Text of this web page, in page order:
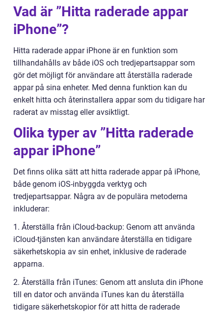
Vad är ”Hitta raderade appar
iPhone”?
Hitta raderade appar iPhone är en funktion som
tillhandahålls av både iOS och tredjepartsappar som
gör det möjligt för användare att återställa raderade
appar på sina enheter. Med denna funktion kan du
enkelt hitta och återinstallera appar som du tidigare har
raderat av misstag eller avsiktligt.
Olika typer av ”Hitta raderade
appar iPhone”
Det finns olika sätt att hitta raderade appar på iPhone,
både genom iOS-inbyggda verktyg och
tredjepartsappar. Några av de populära metoderna
inkluderar:
1. Återställa från iCloud-backup: Genom att använda
iCloud-tjänsten kan användare återställa en tidigare
säkerhetskopia av sin enhet, inklusive de raderade
apparna.
2. Återställa från iTunes: Genom att ansluta din iPhone
till en dator och använda iTunes kan du återställa
tidigare säkerhetskopior för att hitta de raderade